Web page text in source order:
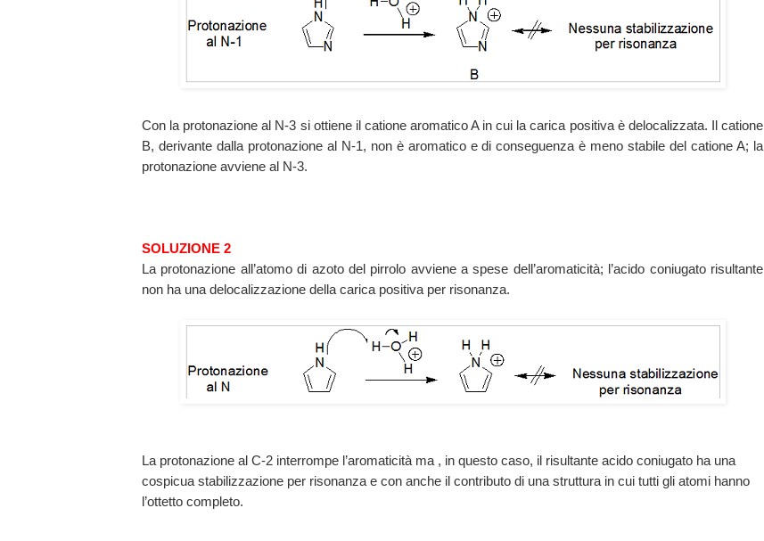
Con la protonazione al N-3 si ottiene il catione aromatico A in cui la carica positiva è delocalizzata. Il catione
B, derivante dalla protonazione al N-1, non è aromatico e di conseguenza è meno stabile del catione A; la
protonazione avviene al N-3.
SOLUZIONE 2
La protonazione all’atomo di azoto del pirrolo avviene a spese dell’aromaticità; l’acido coniugato risultante
non ha una delocalizzazione della carica positiva per risonanza.
La protonazione al C-2 interrompe l’aromaticità ma , in questo caso, il risultante acido coniugato ha una
cospicua stabilizzazione per risonanza e con anche il contributo di una struttura in cui tutti gli atomi hanno
l’ottetto completo.